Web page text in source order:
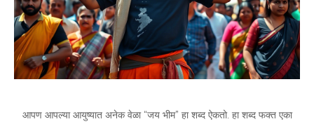
आपण आपल्या आयुष्यात अनेक वेळा “जय भीम” हा शब्द ऐकतो. हा शब्द फक्त एका